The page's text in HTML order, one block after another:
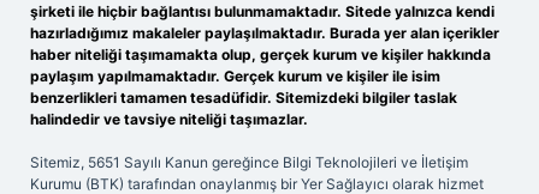
şirketi ile hiçbir bağlantısı bulunmamaktadır. Sitede yalnızca kendi
hazırladığımız makaleler paylaşılmaktadır. Burada yer alan içerikler
haber niteliği taşımamakta olup, gerçek kurum ve kişiler hakkında
paylaşım yapılmamaktadır. Gerçek kurum ve kişiler ile isim
benzerlikleri tamamen tesadüfidir. Sitemizdeki bilgiler taslak
halindedir ve tavsiye niteliği taşımazlar.
Sitemiz, 5651 Sayılı Kanun gereğince Bilgi Teknolojileri ve İletişim
Kurumu (BTK) tarafından onaylanmış bir Yer Sağlayıcı olarak hizmet